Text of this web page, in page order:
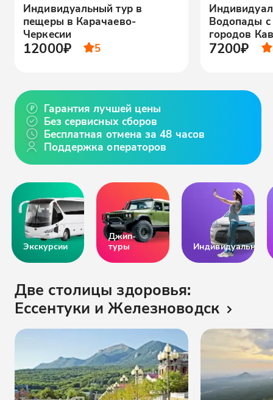
Индивидуальный тур в
пещеры в Карачаево-
Черкесии
12000₽ 5
Водопады
городов
7200₽
Гарантия лучшей цены
Без сервисных сборов
Бесплатная отмена за 48 часов
Поддержка операторов
Экскурсии
Джип-
туры
Индивидуальные
Две столицы здоровья:
Ессентуки и Железноводск